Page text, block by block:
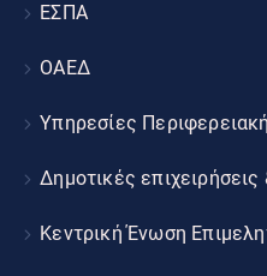
ΕΣΠΑ
ΟΑΕΔ
Υπηρεσίες
Δημοτικές επιχειρήσεις
Κεντρική Ένωση